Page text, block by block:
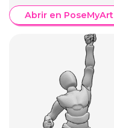
Abrir en PoseMyArt